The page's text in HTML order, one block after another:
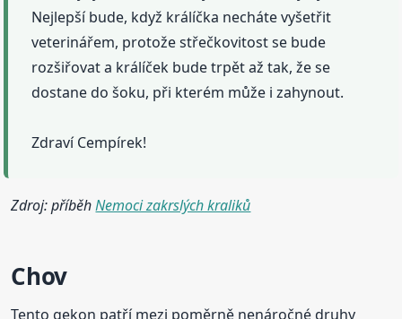
Nejlepší bude, když králíčka necháte vyšetřit
veterinářem, protože střečkovitost se bude
rozšiřovat a králíček bude trpět až tak, že se
dostane do šoku, při kterém může i zahynout.
Zdraví Cempírek!
Zdroj: příběhNemoci zakrslých kraliků
Chov
Tento gekon patří mezi poměrně nenáročné druhy